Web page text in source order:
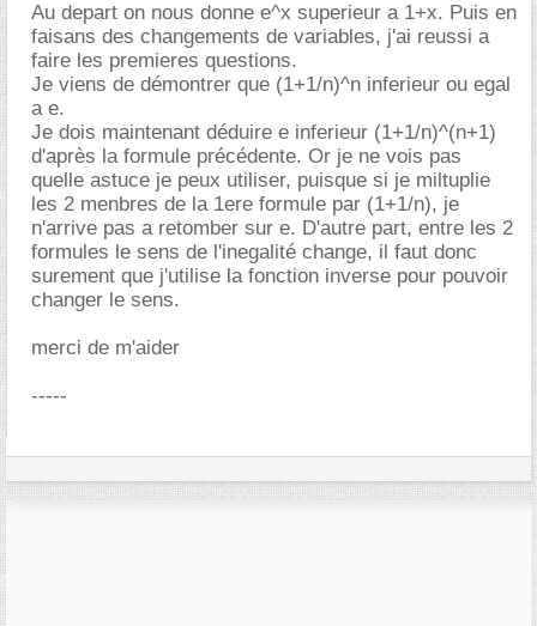
Au depart on nous donne e^x superieur a 1+x. Puis en
faisans des changements de variables, j'ai reussi a
faire les premieres questions.
Je viens de démontrer que (1+1/n)^n inferieur ou egal
a e.
Je dois maintenant déduire e inferieur (1+1/n)^(n+1)
d'après la formule précédente. Or je ne vois pas
quelle astuce je peux utiliser, puisque si je miltuplie
les 2 menbres de la 1ere formule par (1+1/n), je
n'arrive pas a retomber sur e. D'autre part, entre les 2
formules le sens de l'inegalité change, il faut donc
surement que j'utilise la fonction inverse pour pouvoir
changer le sens.
merci de m'aider
-----